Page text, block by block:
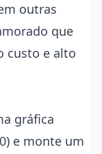
outras
que
custo e alto
gráfica
e monte um